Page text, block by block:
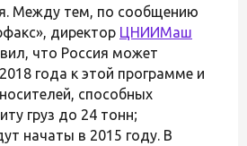
Между тем, по сообщению
директор ЦНИИМаш
что Россия может
года к этой программе и
способных
груз до 24 тонн;
начаты в 2015 году. В